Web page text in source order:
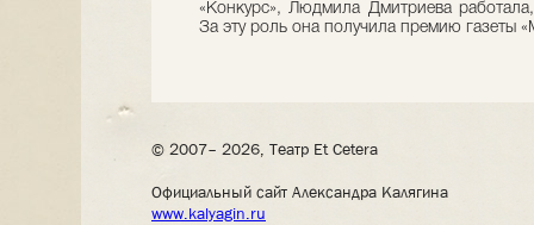
«Конкурс», Людмила Дмитриева
За эту роль она получила премию газеты
© 2007– 2026, Театр Et Cetera
Официальный сайт Александра Калягина
www.kalyagin.ru